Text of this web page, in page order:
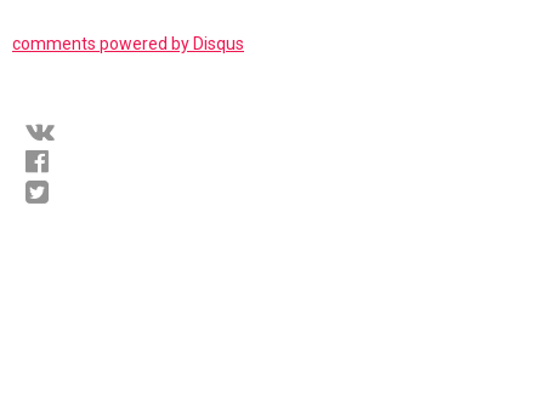
comments powered by Disqus